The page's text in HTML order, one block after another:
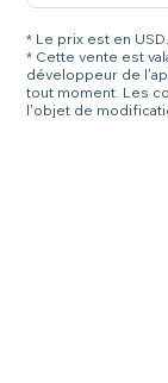
* Le prix est en USD.
* Cette vente est
développeur de
tout moment. Les
l'objet de